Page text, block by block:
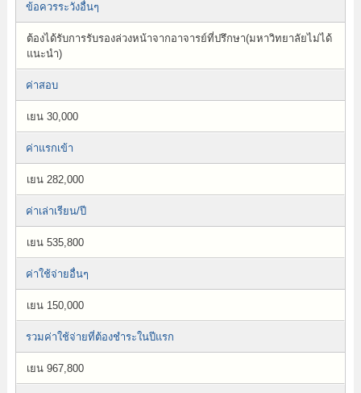
ข้อควรระวังอื่นๆ
ต้องได้รับการรับรองล่วงหน้าจากอาจารย์ที่ปรึกษา(มหาวิทยาลัยไม่ได้
แนะนำ)
ค่าสอบ
เยน 30,000
ค่าแรกเข้า
เยน 282,000
ค่าเล่าเรียน/ปี
เยน 535,800
ค่าใช้จ่ายอื่นๆ
เยน 150,000
รวมค่าใช้จ่ายที่ต้องชำระในปีแรก
เยน 967,800